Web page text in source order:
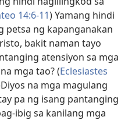
14:​6-11) Yamang hindi
petsa ng kapanganakan
bakit naman tayo
atensiyon sa mga
mga tao? (Eclesiastes
na mga magulang
pa ng isang pantanging
ibig sa kanilang mga